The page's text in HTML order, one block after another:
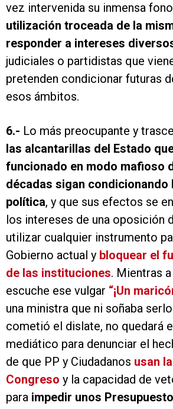
vez intervenida su inmensa
utilización troceada de la
responder a intereses
judiciales o partidistas que
pretenden condicionar futuras
esos ámbitos.
6.- Lo más preocupante y
las alcantarillas del Estado
funcionado en modo mafioso
décadas sigan condicionando
política, y que sus efectos se
los intereses de una oposición
utilizar cualquier instrumento
Gobierno actual y bloquear el
de las instituciones. Mientras
escuche ese vulgar “¡Un
una ministra que ni soñaba
cometió el dislate, no quedará
mediático para denunciar el
de que PP y Ciudadanos usan
Congreso y la capacidad de
para impedir unos